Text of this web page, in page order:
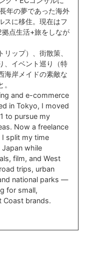
年の夢であった海外
スに移住。現在はフ
点生活+旅をしなが
ップ）、街散策、
、イベント巡り（特
海岸メイドの素敵な
and e-commerce
in Tokyo, I moved
to pursue my
Now a freelance
split my time
Japan while
film, and West
trips, urban
national parks —
for small,
Coast brands.